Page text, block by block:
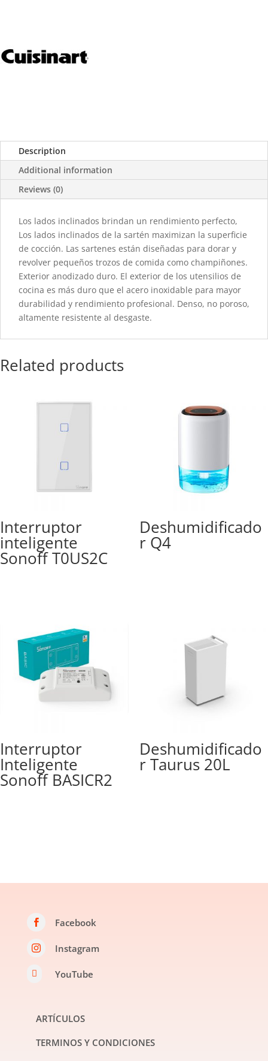
Description
Additional information
Reviews (0)
Los lados inclinados brindan un rendimiento perfecto,
Los lados inclinados de la sartén maximizan la superficie
de cocción. Las sartenes están diseñadas para dorar y
revolver pequeños trozos de comida como champiñones.
Exterior anodizado duro. El exterior de los utensilios de
cocina es más duro que el acero inoxidable para mayor
durabilidad y rendimiento profesional. Denso, no poroso,
altamente resistente al desgaste.
Related products
Interruptor
inteligente
Sonoff T0US2C
Deshumidificado
r Q4
Interruptor
Inteligente
Sonoff BASICR2
Deshumidificado
r Taurus 20L
 Facebook
 Instagram
 YouTube
ARTÍCULOS
TERMINOS Y CONDICIONES